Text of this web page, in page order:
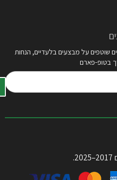
שוטפים על מבצעים בלעדיים, הנחות
בטופ-פארם